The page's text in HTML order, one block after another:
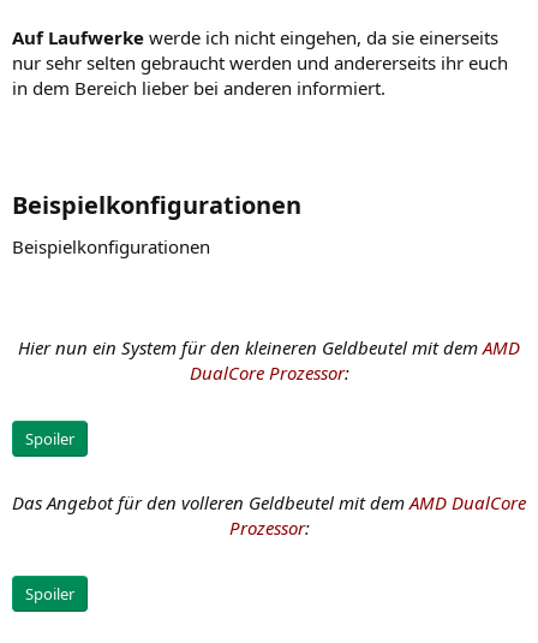
Auf Laufwerke werde ich nicht eingehen, da sie einerseits
nur sehr selten gebraucht werden und andererseits ihr euch
in dem Bereich lieber bei anderen informiert.
Beispielkonfigurationen​
Beispielkonfigurationen
Hier nun ein System für den kleineren Geldbeutel mit demAMD
DualCore Prozessor:
Spoiler
Das Angebot für den volleren Geldbeutel mit demAMD DualCore
Prozessor:
Spoiler